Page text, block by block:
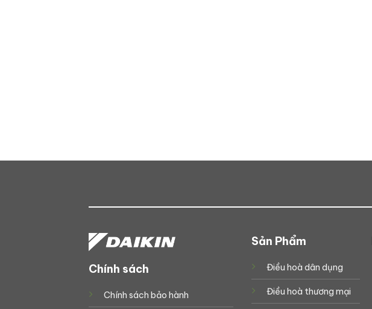
Chính sách
Chính sách bảo hành
Sản Phẩm
Điều hoà dân dụng
Điều hoà thương mại